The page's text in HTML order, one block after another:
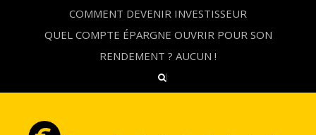
COMMENT DEVENIR INVESTISSEUR
QUEL COMPTE ÉPARGNE OUVRIR POUR SON
RENDEMENT ? AUCUN !